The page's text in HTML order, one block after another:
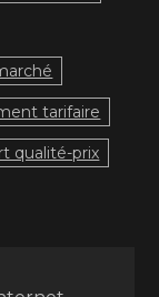
tarifaire
qualité-prix